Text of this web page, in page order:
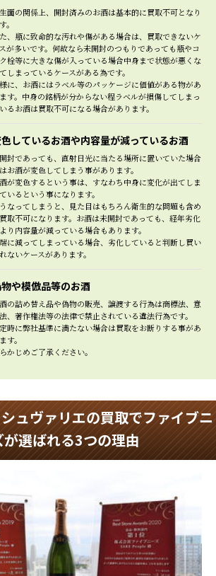
面の関係上、開封済みのお酒は基本的に買取不可となり
。
、瓶に致命的な汚れや傷がある場合は、買取できないケ
が多いです。何故なら未開封のつもりであっても瓶やコ
栓等に大きな傷が入っている場合中身まで状態が悪くな
しまっているケースがある為です。
に、お酒にはラベル等のパッケージに価値がある物があ
す。中身の銘柄が分からない程ラベルが損傷してしまっ
るお酒は買取不可になる場合があります。
しているお酒や内容量が減っているお酒
封であっても、直射日光に当たる場所に置いていた場合
お酒が変色してしまう事があります。
が変色するという事は、すなわち中身に変化が出てしま
いるという事になります。
なってしまうと、見た目はもちろん衛生的な問題も含め
取不可になります。お酒は未開封であっても、経年劣化
り内容量が減っている場合もあります。
に減ってしまっている場合、劣化していると判断し買い
ないケースがあります。
や模倣品等のお酒
の詰め替え品や偽物の販売、譲渡する行為は商標法、意
、著作権法等の法律で禁止されている違法行為です。
時に弊社基準に満たない場合は買取をお断りする事があ
す。
かじめご了承ください。
ュヴァリエの買取でファイブニ
が選ばれる3つの理由